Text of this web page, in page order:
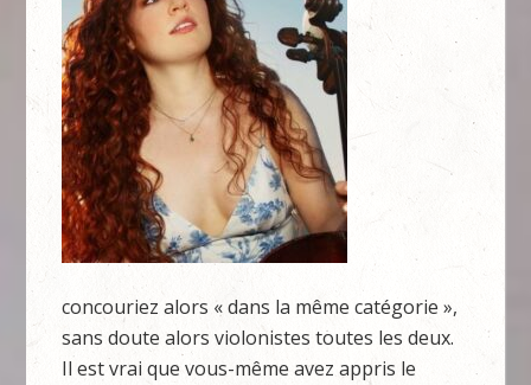
concouriez alors « dans la même catégorie »,
sans doute alors violonistes toutes les deux.
Il est vrai que vous-même avez appris le